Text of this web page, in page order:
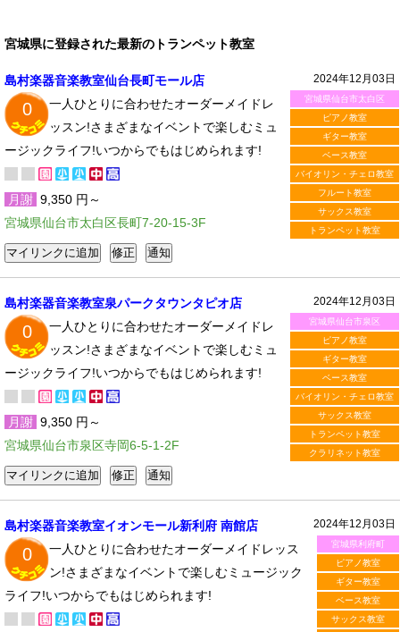
宮城県に登録された最新のトランペット教室
2024年12月03日
宮城県仙台市太白区
ピアノ教室
ギター教室
ベース教室
バイオリン・チェロ教室
フルート教室
サックス教室
トランペット教室
島村楽器音楽教室仙台長町モール店
0
一人ひとりに合わせたオーダーメイドレ
ッスン!さまざまなイベントで楽しむミュ
ージックライフ!いつからでもはじめられます!
月謝 9,350 円～
宮城県仙台市太白区長町7-20-15-3F
2024年12月03日
宮城県仙台市泉区
ピアノ教室
ギター教室
ベース教室
バイオリン・チェロ教室
サックス教室
トランペット教室
クラリネット教室
島村楽器音楽教室泉パークタウンタピオ店
0
一人ひとりに合わせたオーダーメイドレ
ッスン!さまざまなイベントで楽しむミュ
ージックライフ!いつからでもはじめられます!
月謝 9,350 円～
宮城県仙台市泉区寺岡6-5-1-2F
2024年12月03日
宮城県利府町
ピアノ教室
ギター教室
ベース教室
サックス教室
島村楽器音楽教室イオンモール新利府 南館店
0
一人ひとりに合わせたオーダーメイドレッス
ン!さまざまなイベントで楽しむミュージック
ライフ!いつからでもはじめられます!